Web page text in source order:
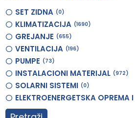
SET ZIDNA 0
KLIMATIZACIJA 1690
GREJANJE 655
VENTILACIJA 196
PUMPE 73
INSTALACIONI MATERIJAL 972
SOLARNI SISTEMI 0
ELEKTROENERGETSKA